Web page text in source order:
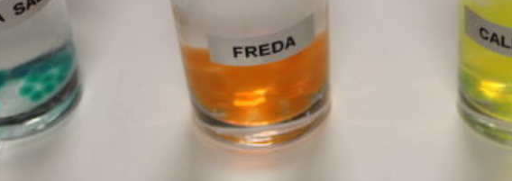
d’una membrana semipermeable? Saps com d’important són en la biologia? Si
fer dos experimentem ben divertits que hem portat a les aules de primària! Anem a
les posem en aigua […]